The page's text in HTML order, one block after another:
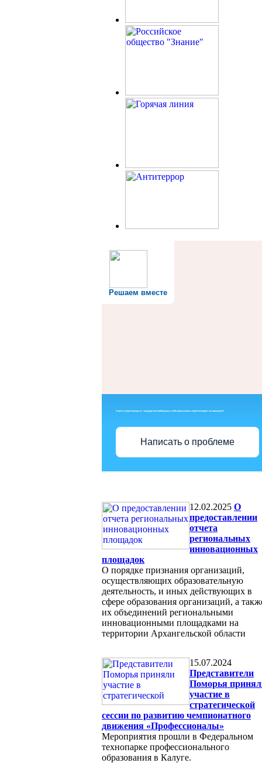
Решаем вместе
Знаете, какая помощь от государства необходима, чтобы реализовать свой потенциал на максимум?
Написать о проблеме
12.02.2025 О
предоставлении
отчета
региональных
инновационных
площадок
О порядке признания организаций,
осуществляющих образовательную
деятельность, и иных действующих в
сфере образования организаций, а
их объединений региональными
инновационными площадками на
территории Архангельской области
15.07.2024
Представители
Поморья
участие в
стратегической
сессии по развитию чемпионатного
движения «Профессионалы»
Мероприятия прошли в Федеральном
технопарке профессионального
образования в Калуге.